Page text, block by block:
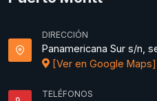
DIRECCIÓN
Panamericana Sur s/n,
[Ver en Google Maps]
TELÉFONOS